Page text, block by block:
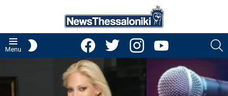
Menu
facebooktwitter instagramyoutube